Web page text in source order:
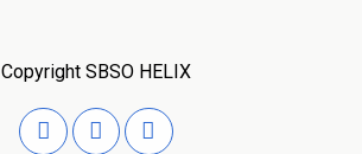
Copyright SBSO HELIX